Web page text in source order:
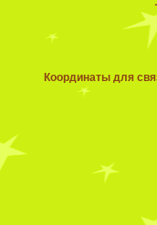
для